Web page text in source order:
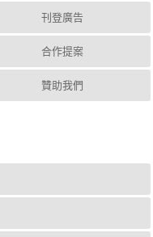
刊登廣告
合作提案
贊助我們